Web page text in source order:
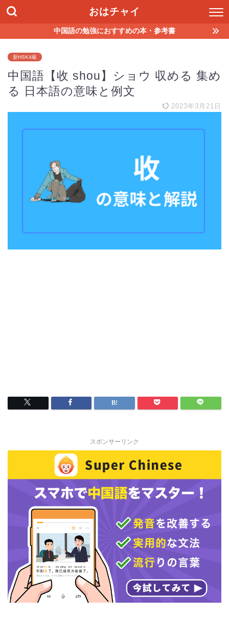
おはチャイ
中国語の勉強におすすめの本・参考書
新HSK4級
中国語【收 shou】ショウ 収める 集め
る 日本語の意味と例文
2023年3月21日
スポンサーリンク